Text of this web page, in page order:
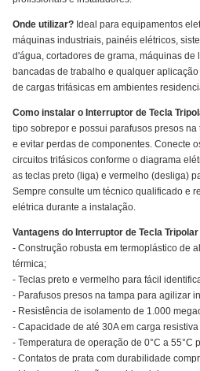
Onde utilizar? Ideal para equipamentos
máquinas industriais, painéis elétricos,
d'água, cortadores de grama, máquinas de
bancadas de trabalho e qualquer
de cargas trifásicas em ambientes
Como instalar o Interruptor de Tecla
tipo sobrepor e possui parafusos presos
e evitar perdas de componentes. Conecte
circuitos trifásicos conforme o diagrama
as teclas preto (liga) e vermelho (desliga)
Sempre consulte um técnico qualificado e
elétrica durante a instalação.
Vantagens do Interruptor de Tecla Tripolar
- Construção robusta em termoplástico de
térmica;
- Teclas preto e vermelho para fácil
- Parafusos presos na tampa para agilizar
- Resistência de isolamento de 1.000
- Capacidade de até 30A em carga
- Temperatura de operação de 0°C a 55°C
- Contatos de prata com durabilidade